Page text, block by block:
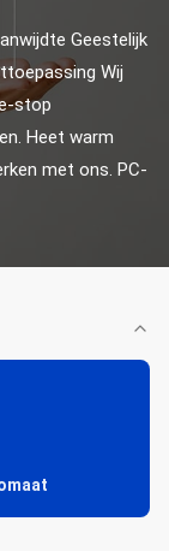
Geestelijk
Wij
stop
Heet warm
met ons. PC-